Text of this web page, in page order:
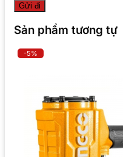
Sản phẩm tương tự
-5%